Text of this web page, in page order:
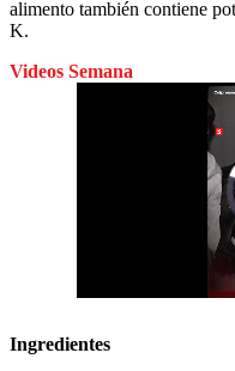
alimento también contiene
K.
Videos Semana
Ingredientes